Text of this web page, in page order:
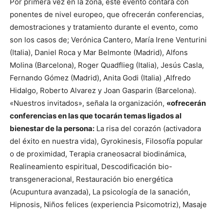
ponentes de nivel europeo, que ofrecerán conferencias,
demostraciones y tratamiento durante el evento, como
son los casos de; Verónica Cantero, María Irene Venturini
(Italia), Daniel Roca y Mar Belmonte (Madrid), Alfons
Molina (Barcelona), Roger Quadflieg (Italia), Jesús Casla,
Fernando Gómez (Madrid), Anita Godi (Italia) ,Alfredo
Hidalgo, Roberto Alvarez y Joan Gasparin (Barcelona).
«Nuestros invitados», señala la organización, «ofrecerán
conferencias en las que tocarán temas ligados al
bienestar de la persona: La risa del corazón (activadora
del éxito en nuestra vida), Gyrokinesis, Filosofía popular
o de proximidad, Terapia craneosacral biodinámica,
Realineamiento espiritual, Descodificación bio-
transgeneracional, Restauración bio energética
(Acupuntura avanzada), La psicología de la sanación,
Hipnosis, Niños felices (experiencia Psicomotriz), Masaje